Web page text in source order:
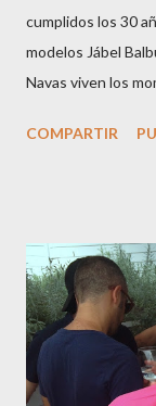
cumplidos los 30
modelos Jábel
Navas viven los
M ateo nació en
haciéndole padre
campeona,
guardar reposo
gestación Marta
COMPARTIR